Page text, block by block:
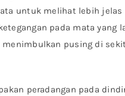
untuk melihat lebih jelas
pada mata yang
menimbulkan pusing di
peradangan pada